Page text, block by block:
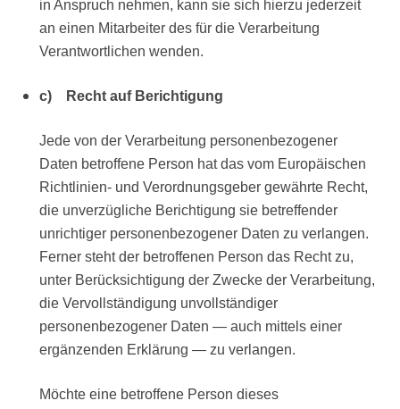
in Anspruch nehmen, kann sie sich hierzu jederzeit
an einen Mitarbeiter des für die Verarbeitung
Verantwortlichen wenden.
c) Recht auf Berichtigung
Jede von der Verarbeitung personenbezogener
Daten betroffene Person hat das vom Europäischen
Richtlinien- und Verordnungsgeber gewährte Recht,
die unverzügliche Berichtigung sie betreffender
unrichtiger personenbezogener Daten zu verlangen.
Ferner steht der betroffenen Person das Recht zu,
unter Berücksichtigung der Zwecke der Verarbeitung,
die Vervollständigung unvollständiger
personenbezogener Daten — auch mittels einer
ergänzenden Erklärung — zu verlangen.
Möchte eine betroffene Person dieses